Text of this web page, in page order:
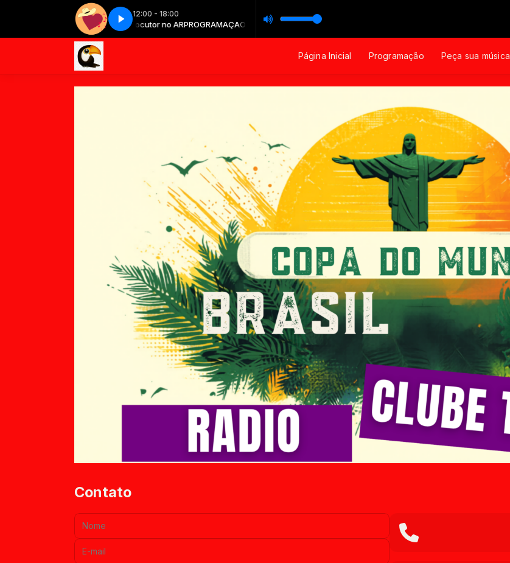
12:00 - 18:00
DA TARDE com locutor no ARPROGRAMAÇAO DA TARDE com locutor no AR
Paixão sertaneja - Parte 5 Paixão sertaneja - Parte 5
Página Inicial Programação Peça sua música
Contato
Nome:
E-mail: